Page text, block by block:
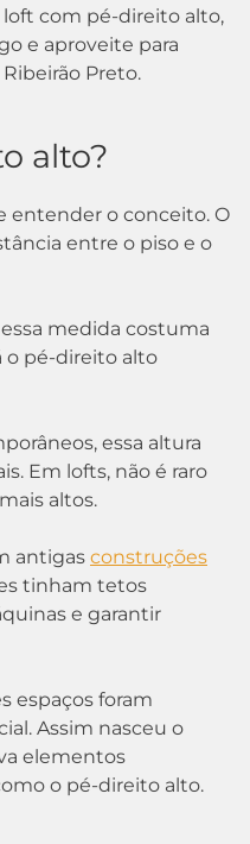
com pé-direito alto,
e aproveite para
Preto.
alto?
entender o conceito. O
entre o piso e o
medida costuma
o pé-direito alto
essa altura
Em lofts, não é raro
altos.
antigas construções
tinham tetos
e garantir
espaços foram
Assim nasceu o
elementos
o pé-direito alto.